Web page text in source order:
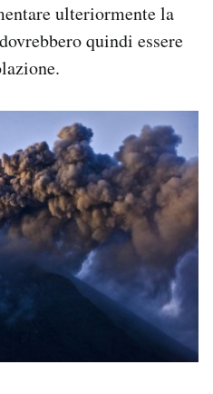
ulteriormente la
quindi essere